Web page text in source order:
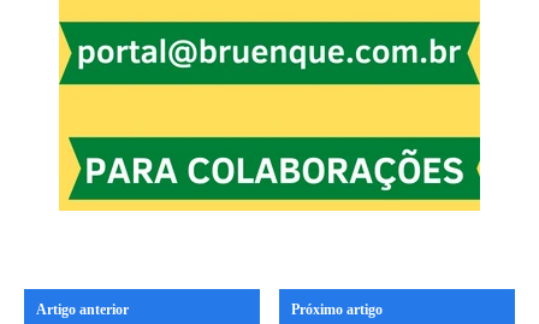
Artigo anterior Próximo artigo